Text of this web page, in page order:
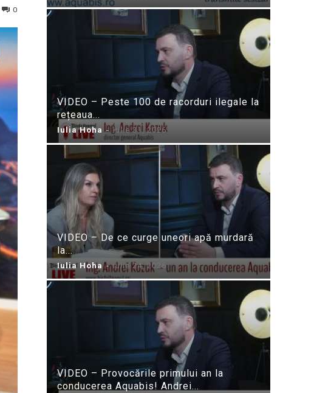
0
VIDEO – Peste 100 de racorduri ilegale la
rețeaua...
Iulia Hoha - iulie 31, 2026
VIDEO – De ce curge uneori apă murdară
la...
Iulia Hoha - iulie 24, 2026
VIDEO – Provocările primului an la
conducerea Aquabis! Andrei...